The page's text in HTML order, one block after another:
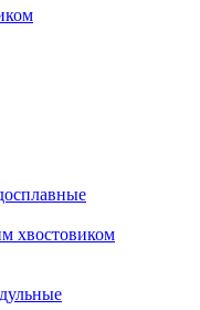
хвостовиком